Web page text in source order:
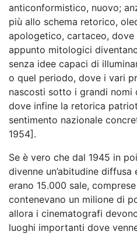
anticonformistico, nuovo;
più allo schema retorico,
apologetico, cartaceo,
appunto mitologici
senza idee capaci di
o quel periodo, dove i vari
nascosti sotto i grandi nomi
dove infine la retorica
sentimento nazionale
1954].
Se è vero che dal 1945 in
divenne un’abitudine
erano 15.000 sale,
contenevano un milione di
allora i cinematografi
luoghi importanti dove